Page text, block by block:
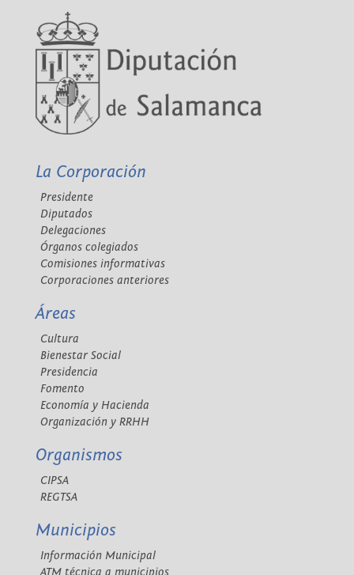
La Corporación
Presidente
Diputados
Delegaciones
Órganos colegiados
Comisiones informativas
Corporaciones anteriores
Áreas
Cultura
Bienestar Social
Presidencia
Fomento
Economía y Hacienda
Organización y RRHH
Organismos
CIPSA
REGTSA
Municipios
Información Municipal
ATM técnica a municipios